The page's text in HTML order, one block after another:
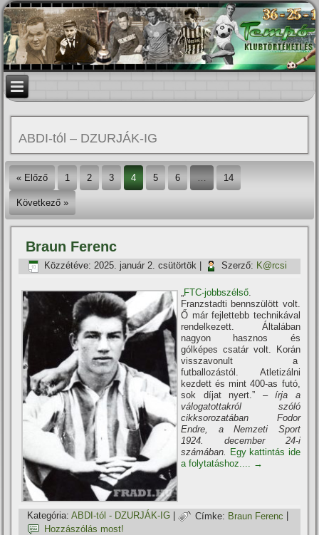
ABDI-tól – DZURJÁK-IG
« Előző 1 2 3 4 5 6 … 14
Következő »
Braun Ferenc
Közzétéve: 2025. január 2. csütörtök Szerző: K@rcsi
„FTC-jobbszélső.
Franzstadti bennszülött volt.
Ő már fejlettebb technikával
rendelkezett. Általában
nagyon hasznos és
gólképes csatár volt. Korán
visszavonult a
futballozástól. Atletizálni
kezdett és mint 400-as futó,
sok dí­jat nyert.” – í­rja a
válogatottakról szóló
cikksorozatában Fodor
Endre, a Nemzeti Sport
1924. december 24-i
számában. Egy kattintás ide
a folytatáshoz.... →
Kategória: ABDI-tól - DZURJÁK-IG | Címke: Braun Ferenc
Hozzászólás most!